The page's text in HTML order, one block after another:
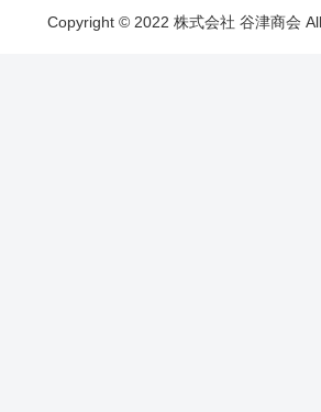
Copyright © 2022 株式会社 谷津商会